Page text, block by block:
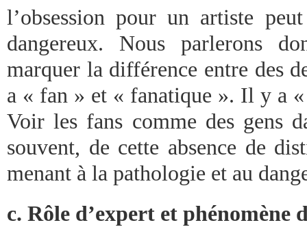
l’obsession pour un artiste
dangereux. Nous parlerons
marquer la différence entre des
a « fan » et « fanatique ». Il y a
Voir les fans comme des gens
souvent, de cette absence de
menant à la pathologie et au
c. Rôle d’expert et phénomène